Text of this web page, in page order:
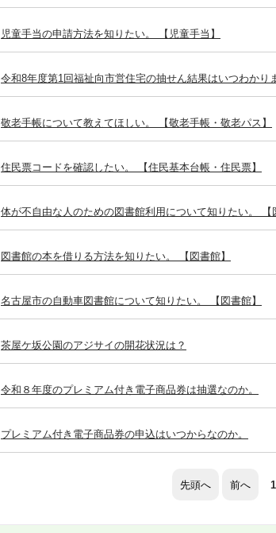
児童手当の申請方法を知りたい。 【児童手当】
令和8年度第1回福祉向市営住宅の抽せん結果はいつわかり
敬老手帳について教えてほしい。 【敬老手帳・敬老パス】
住民票コードを確認したい。 【住民基本台帳・住民票】
体が不自由な人のための図書館利用について知りたい。 【
図書館の本を借りる方法を知りたい。 【図書館】
名古屋市の自動車図書館について知りたい。 【図書館】
茶屋ケ坂公園のアジサイの開花状況は？
令和８年度のプレミアム付き電子商品券は抽選なのか。
プレミアム付き電子商品券の申込はいつからなのか。
先頭へ 前へ 1